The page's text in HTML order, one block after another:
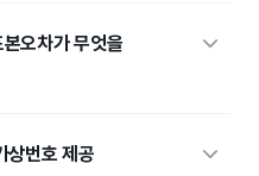
오차가 무엇을
상번호 제공